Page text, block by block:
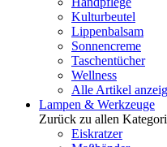
Kulturbeutel
Lippenbalsam
Sonnencreme
Taschentücher
Wellness
Alle Artikel
Lampen & Werkzeuge
Zurück zu allen
Eiskratzer